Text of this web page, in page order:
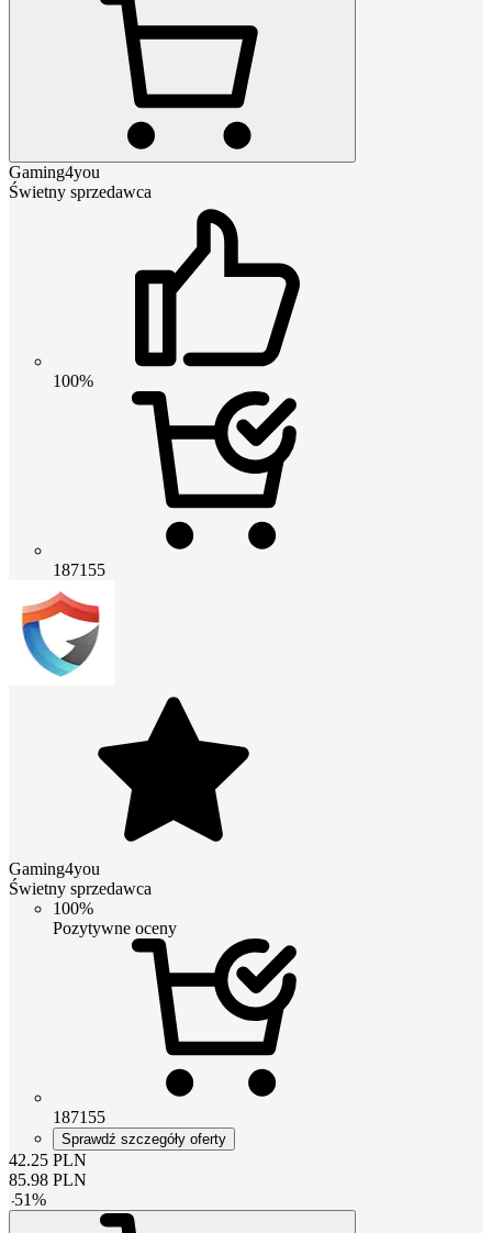
Gaming4you
Świetny sprzedawca
100%
187155
Gaming4you
Świetny sprzedawca
100%
Pozytywne oceny
187155
Sprawdź szczegóły oferty
42.25 PLN
85.98 PLN
-51%